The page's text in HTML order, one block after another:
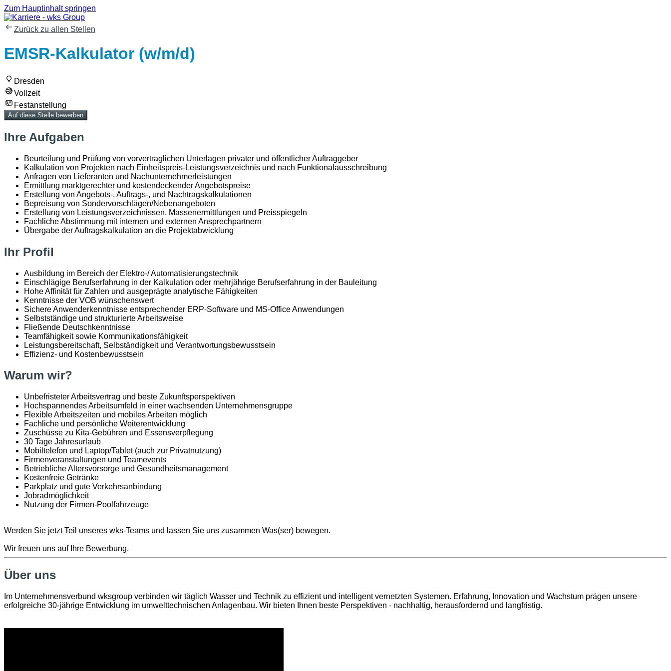
Zum Hauptinhalt springen
Zurück zu allen Stellen
EMSR-Kalkulator (w/m/d)
Dresden
Vollzeit
Festanstellung
Auf diese Stelle bewerben
Ihre Aufgaben
Beurteilung und Prüfung von vorvertraglichen Unterlagen privater und öffentlicher Auftraggeber
Kalkulation von Projekten nach Einheitspreis-Leistungsverzeichnis und nach Funktionalausschreibung
Anfragen von Lieferanten und Nachunternehmerleistungen
Ermittlung marktgerechter und kostendeckender Angebotspreise
Erstellung von Angebots-, Auftrags-, und Nachtragskalkulationen
Bepreisung von Sondervorschlägen/Nebenangeboten
Erstellung von Leistungsverzeichnissen, Massenermittlungen und Preisspiegeln
Fachliche Abstimmung mit internen und externen Ansprechpartnern
Übergabe der Auftragskalkulation an die Projektabwicklung
Ihr Profil
Ausbildung im Bereich der Elektro-/ Automatisierungstechnik
Einschlägige Berufserfahrung in der Kalkulation oder mehrjährige Berufserfahrung in der Bauleitung
Hohe Affinität für Zahlen und ausgeprägte analytische Fähigkeiten
Kenntnisse der VOB wünschenswert
Sichere Anwenderkenntnisse entsprechender ERP-Software und MS-Office Anwendungen
Selbstständige und strukturierte Arbeitsweise
Fließende Deutschkenntnisse
Teamfähigkeit sowie Kommunikationsfähigkeit
Leistungsbereitschaft, Selbständigkeit und Verantwortungsbewusstsein
Effizienz- und Kostenbewusstsein
Warum wir?
Unbefristeter Arbeitsvertrag und beste Zukunftsperspektiven
Hochspannendes Arbeitsumfeld in einer wachsenden Unternehmensgruppe
Flexible Arbeitszeiten und mobiles Arbeiten möglich
Fachliche und persönliche Weiterentwicklung
Zuschüsse zu Kita-Gebühren und Essensverpflegung
30 Tage Jahresurlaub
Mobiltelefon und Laptop/Tablet (auch zur Privatnutzung)
Firmenveranstaltungen und Teamevents
Betriebliche Altersvorsorge und Gesundheitsmanagement
Kostenfreie Getränke
Parkplatz und gute Verkehrsanbindung
Jobradmöglichkeit
Nutzung der Firmen-Poolfahrzeuge
Werden Sie jetzt Teil unseres wks-Teams und lassen Sie uns zusammen ​Was(ser) bewegen.
Wir freuen ​uns auf ​Ihre Bewerbung.
Über uns
Im Unternehmensverbund wksgroup verbinden wir täglich Wasser und Technik zu effizient und intelligent vernetzten Systemen. Erfahrung, Innovation und Wachstum prägen unsere
erfolgreiche 30-jährige Entwicklung im umwelttechnischen Anlagenbau. Wir bieten Ihnen beste Perspektiven - nachhaltig, herausfordernd und langfristig.